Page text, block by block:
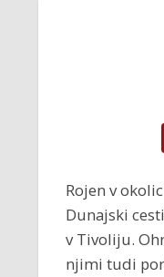
Rojen v
Dunajski
v Tivoliju.
njimi tudi